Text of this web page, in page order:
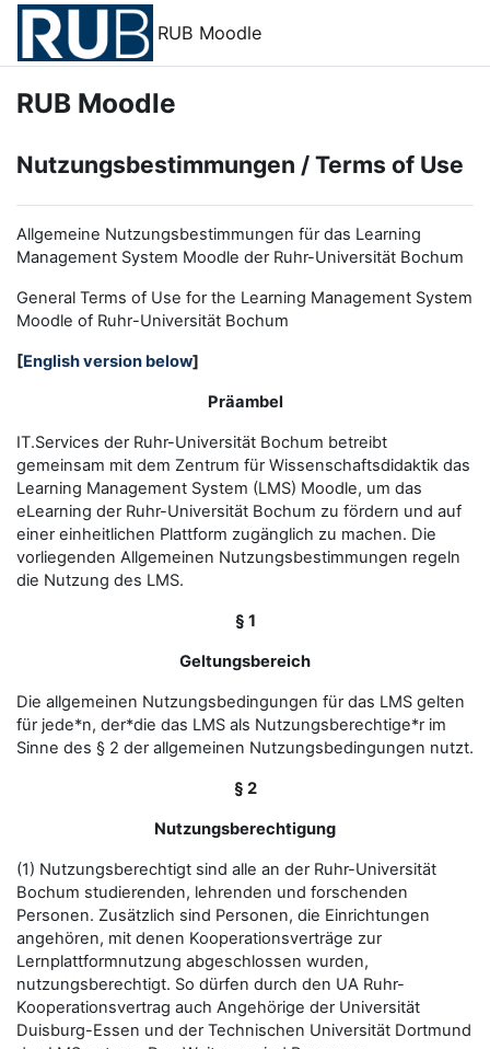
Zum Hauptinhalt
RUB Moodle
RUB Moodle
Nutzungsbestimmungen / Terms of Use
Allgemeine Nutzungsbestimmungen für das Learning
Management System Moodle der Ruhr-Universität Bochum
General Terms of Use for the Learning Management System
Moodle of Ruhr-Universität Bochum
[English version below]
Präambel
IT.Services der Ruhr-Universität Bochum betreibt
gemeinsam mit dem Zentrum für Wissenschaftsdidaktik das
Learning Management System (LMS) Moodle, um das
eLearning der Ruhr-Universität Bochum zu fördern und auf
einer einheitlichen Plattform zugänglich zu machen. Die
vorliegenden Allgemeinen Nutzungsbestimmungen regeln
die Nutzung des LMS.
§ 1
Geltungsbereich
Die allgemeinen Nutzungsbedingungen für das LMS gelten
für jede*n, der*die das LMS als Nutzungsberechtige*r im
Sinne des § 2 der allgemeinen Nutzungsbedingungen nutzt.
§ 2
Nutzungsberechtigung
(1) Nutzungsberechtigt sind alle an der Ruhr-Universität
Bochum studierenden, lehrenden und forschenden
Personen. Zusätzlich sind Personen, die Einrichtungen
angehören, mit denen Kooperationsverträge zur
Lernplattformnutzung abgeschlossen wurden,
nutzungsberechtigt. So dürfen durch den UA Ruhr-
Kooperationsvertrag auch Angehörige der Universität
Duisburg-Essen und der Technischen Universität Dortmund